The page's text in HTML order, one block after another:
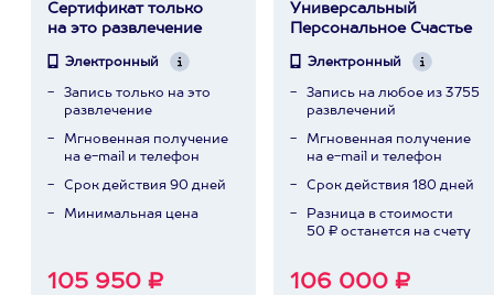
Сертификат только
на это развлечение
Электронный
Запись только на это
развлечение
Мгновенная получение
на e-mail и телефон
Срок действия 90 дней
Минимальная цена
105 950 ₽
Универсальный
Персональное Счастье
Электронный
Запись на любое из 3755
развлечений
Мгновенная получение
на e-mail и телефон
Срок действия 180 дней
Разница в стоимости
50 ₽ останется на счету
106 000 ₽